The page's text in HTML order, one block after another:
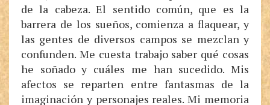
de la cabeza. El sentido común, que es la
barrera de los sueños, comienza a flaquear, y
las gentes de diversos campos se mezclan y
confunden. Me cuesta trabajo saber qué cosas
he soñado y cuáles me han sucedido. Mis
afectos se reparten entre fantasmas de la
imaginación y personajes reales. Mi memoria